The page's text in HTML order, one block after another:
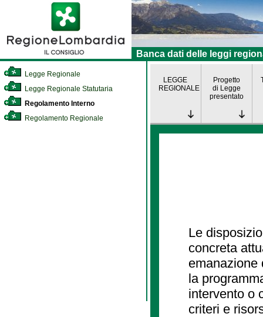
Banca dati delle leggi
Legge Regionale
Legge Regionale Statutaria
Regolamento Interno
Regolamento Regionale
LEGGE
REGIONALE
Progetto
di Legge
presentato
Le
concreta
emanazione
la
intervento o
criteri e